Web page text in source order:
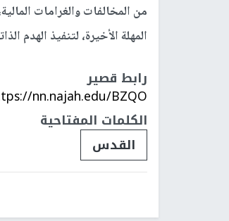
من المخالفات والغرامات
المهلة الأخيرة، لتنفيذ الهدم
رابط قصير
nn.najah.edu/BZQO/
الكلمات المفتاحية
القدس